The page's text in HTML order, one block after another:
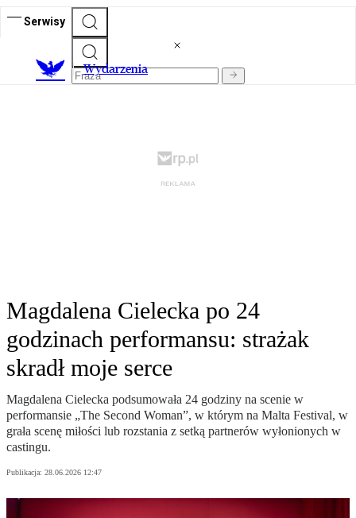
Serwisy
Wydarzenia
Magdalena Cielecka po 24
godzinach performansu: strażak
skradł moje serce
Magdalena Cielecka podsumowała 24 godziny na scenie w
performansie „The Second Woman”, w którym na Malta Festival, w
grała scenę miłości lub rozstania z setką partnerów wyłonionych w
castingu.
Publikacja: 28.06.2026 12:47